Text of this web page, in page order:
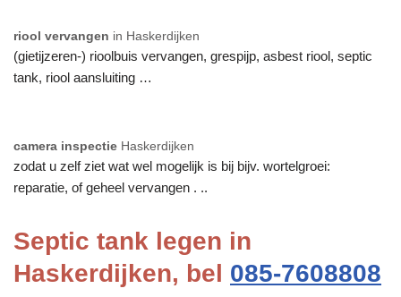
riool vervangen in Haskerdijken
(gietijzeren-) rioolbuis vervangen, grespijp, asbest riool, septic
tank, riool aansluiting …
camera inspectie Haskerdijken
zodat u zelf ziet wat wel mogelijk is bij bijv. wortelgroei:
reparatie, of geheel vervangen . ..
Septic tank legen in
Haskerdijken, bel 085-7608808